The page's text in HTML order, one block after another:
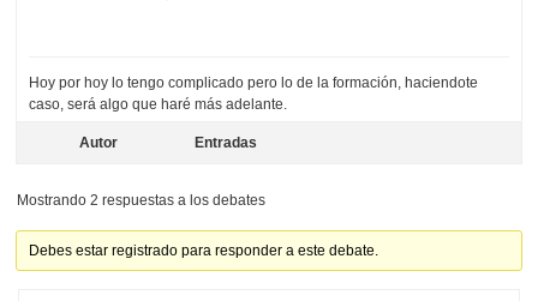
Hoy por hoy lo tengo complicado pero lo de la formación, haciendote
caso, será algo que haré más adelante.
Autor Entradas
Mostrando 2 respuestas a los debates
Debes estar registrado para responder a este debate.